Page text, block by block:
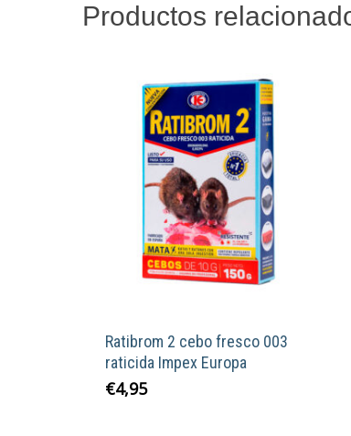
Productos
Ratibrom 2 cebo fresco 003
raticida Impex Europa
€4,95